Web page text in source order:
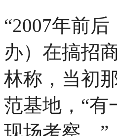
“2007年前
办）在搞招
林称，当初
范基地，“有
现场考察。”